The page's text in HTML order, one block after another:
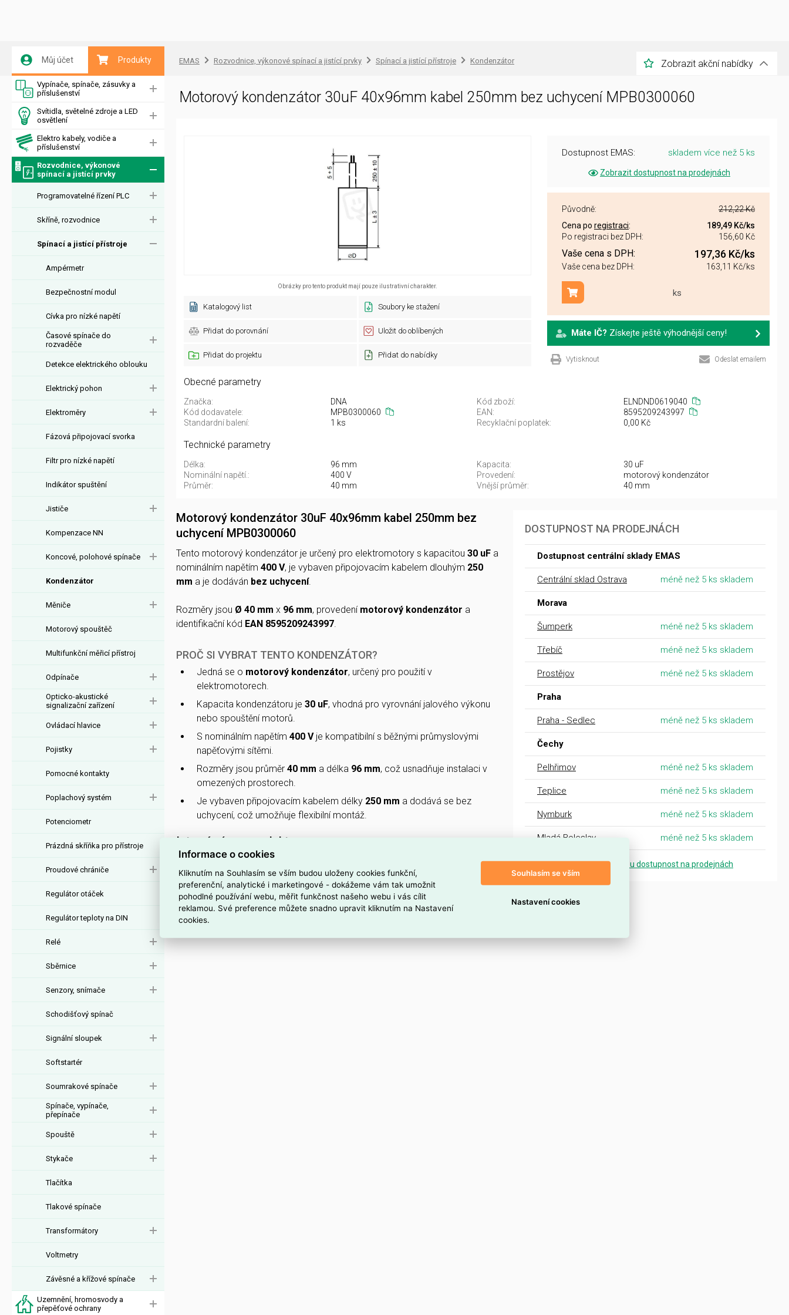
Můj účet Produkty
Vypínače, spínače, zásuvky a
příslušenství
Svítidla, světelné zdroje a LED
osvětlení
Elektro kabely, vodiče a
příslušenství
Rozvodnice, výkonové
spínací a jistící prvky
Programovatelné řízení PLC
Skříně, rozvodnice
Spínací a jistící přístroje
Ampérmetr
Bezpečnostní modul
Cívka pro nízké napětí
Časové spínače do
rozvaděče
Detekce elektrického oblouku
Elektrický pohon
Elektroměry
Fázová připojovací svorka
Filtr pro nízké napětí
Indikátor spuštění
Jističe
Kompenzace NN
Koncové, polohové spínače
Kondenzátor
Měniče
Motorový spouštěč
Multifunkční měřicí přístroj
Odpínače
Opticko-akustické
signalizační zařízení
Ovládací hlavice
Pojistky
Pomocné kontakty
Poplachový systém
Potenciometr
Prázdná skříňka pro přístroje
Proudové chrániče
Regulátor otáček
Regulátor teploty na DIN
Relé
Sběrnice
Senzory, snímače
Schodišťový spínač
Signální sloupek
Softstartér
Soumrakové spínače
Spínače, vypínače,
přepínače
Spouště
Stykače
Tlačítka
Tlakové spínače
Transformátory
Voltmetry
Závěsné a křížové spínače
Uzemnění, hromosvody a
přepěťové ochrany
EMAS Rozvodnice, výkonové spínací a jistící prvky Spínací a jistící přístroje Kondenzátor Zobrazit akční nabídky
Motorový kondenzátor 30uF 40x96mm kabel 250mm bez uchycení MPB0300060
Obrázky pro tento produkt mají pouze ilustrativní charakter.
Katalogový list Soubory ke stažení
Přidat do porovnání Uložit do oblíbených
Přidat do projektu Přidat do nabídky
Dostupnost EMAS: skladem více než 5 ks
Zobrazit dostupnost na prodejnách
Původně:
212,22 Kč
Cena po registraci: 189,49 Kč/ks
Po registraci bez DPH:
156,60 Kč
Vaše cena s DPH: 197,36 Kč/ks
Vaše cena bez DPH: 163,11 Kč/ks
ks
Přidat do košíku
Máte IČ? Získejte ještě výhodnější ceny!
Vytisknout Odeslat emailem
Obecné parametry
Značka: DNA Kód zboží:
ELNDND0619040
Kód dodavatele:
MPB0300060 EAN:
8595209243997
Standardní balení:
1 ks Recyklační poplatek: 0,00 Kč
Technické parametry
Délka: 96 mm Kapacita:
30 uF
Nominální napětí.:
400 V Provedení:
motorový kondenzátor
Průměr:
40 mm Vnější průměr: 40 mm
Motorový kondenzátor 30uF 40x96mm kabel 250mm bez
uchycení MPB0300060
Tento motorový kondenzátor je určený pro elektromotory s kapacitou 30 uF a
nominálním napětím 400 V, je vybaven připojovacím kabelem dlouhým 250
mm a je dodáván bez uchycení.
Rozměry jsou Ø 40 mm x 96 mm, provedení motorový kondenzátor a
identifikační kód EAN 8595209243997.
PROČ SI VYBRAT TENTO KONDENZÁTOR?
Jedná se o motorový kondenzátor, určený pro použití v
elektromotorech.
Kapacita kondenzátoru je 30 uF, vhodná pro vyrovnání jalového výkonu
nebo spouštění motorů.
S nominálním napětím 400 Vje kompatibilní s běžnými průmyslovými
napěťovými sítěmi.
Rozměry jsou průměr 40 mm a délka 96 mm, což usnadňuje instalaci v
omezených prostorech.
Je vybaven připojovacím kabelem délky 250 mm a dodává se bez
uchycení, což umožňuje flexibilní montáž.
Interní název produktu
Mot.kondenzátor 30uF kabel 2x0,75,250mm
DOSTUPNOST NA PRODEJNÁCH
Dostupnost centrální sklady EMAS
Centrální sklad Ostrava méně než 5 ks skladem
Morava
Šumperk méně než 5 ks skladem
Třebíč méně než 5 ks skladem
Prostějov méně než 5 ks skladem
Praha
Praha - Sedlec méně než 5 ks skladem
Čechy
Pelhřimov méně než 5 ks skladem
Teplice méně než 5 ks skladem
Nymburk méně než 5 ks skladem
Mladá Boleslav méně než 5 ks skladem
Zobrazit přesnou dostupnost na prodejnách
Informace o cookies
Kliknutím na Souhlasím se vším budou uloženy cookies funkční,
preferenční, analytické i marketingové - dokážeme vám tak umožnit
pohodlné používání webu, měřit funkčnost našeho webu i vás cílit
reklamou. Své preference můžete snadno upravit kliknutím na Nastavení
cookies.
Souhlasím se vším
Nastavení cookies